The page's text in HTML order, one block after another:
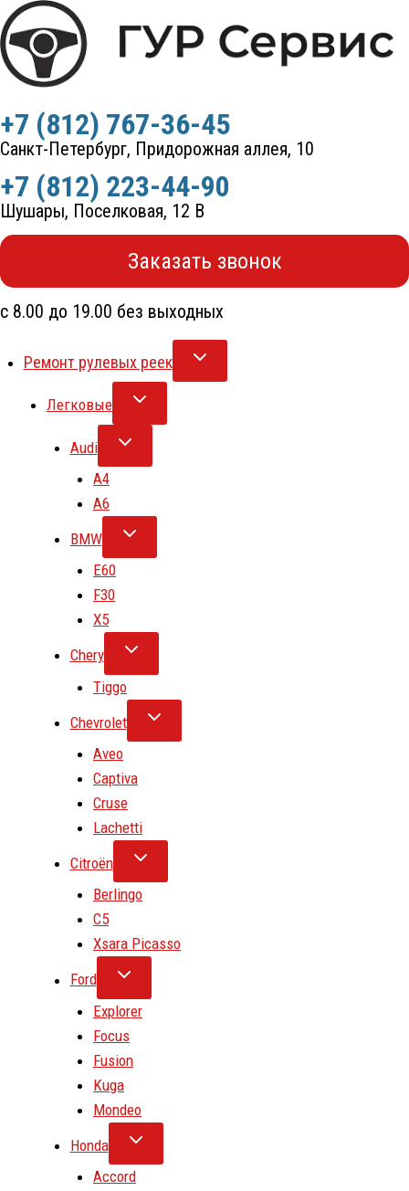
Перейти
к
содержимому
+7 (812) 767-36-45
Санкт-Петербург, Придорожная аллея, 10
+7 (812) 223-44-90
Шушары, Поселковая, 12 В
Заказать звонок
с 8.00 до 19.00 без выходных
Ремонт рулевых реек
Легковые
Audi
A4
A6
BMW
E60
F30
X5
Chery
Tiggo
Chevrolet
Aveo
Captiva
Cruse
Lachetti
Citroën
Berlingo
C5
Xsara Picasso
Ford
Explorer
Focus
Fusion
Kuga
Mondeo
Honda
Accord